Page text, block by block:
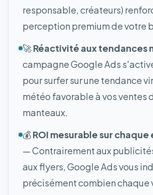
responsable, créateurs)
perception premium de votre
🚀Réactivité aux tendances
campagne Google Ads
pour surfer sur une tendance
météo favorable à vos ventes
manteaux.
💰ROI mesurable sur
— Contrairement aux
aux flyers, Google Ads vous
précisément combien chaque